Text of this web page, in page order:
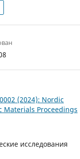
(2024): Nordic
Materials Proceedings
исследования